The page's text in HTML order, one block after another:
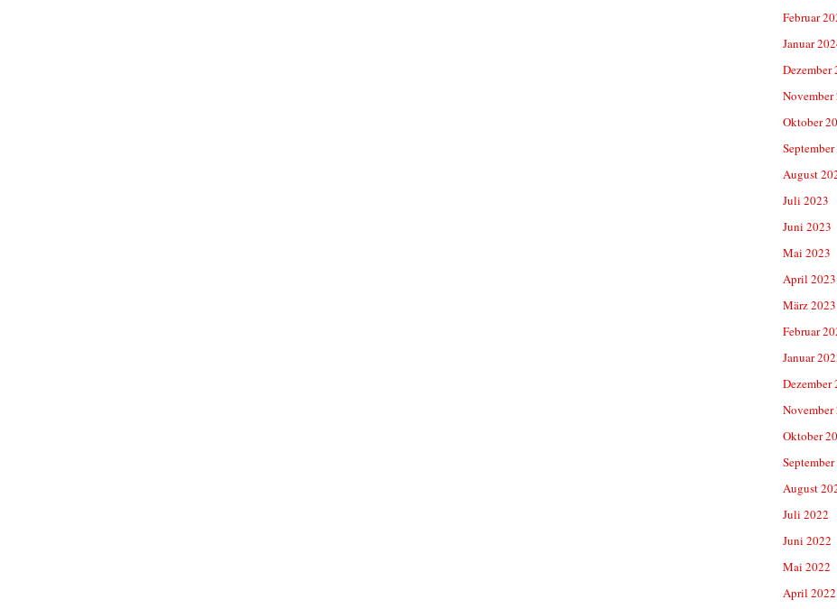
Februar
Januar
Dezember
November
Oktober
August
Juli 2023
Juni 2023
Mai 2023
April 2023
März 2023
Februar
Januar
Dezember
November
Oktober
August
Juli 2022
Juni 2022
Mai 2022
April 2022